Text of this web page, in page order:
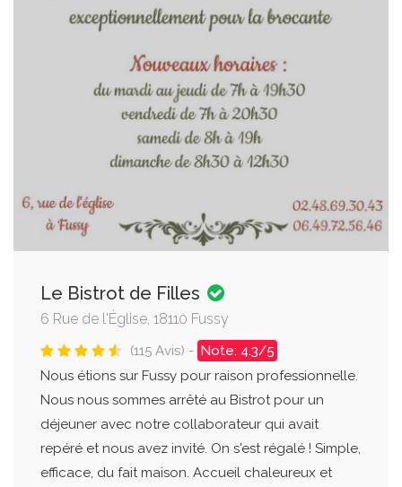
Le Bistrot de Filles
6 Rue de l'Église, 18110 Fussy
(115 Avis) - Note: 4.3/5
Nous étions sur Fussy pour raison professionnelle.
Nous nous sommes arrêté au Bistrot pour un
déjeuner avec notre collaborateur qui avait
repéré et nous avez invité. On s'est régalé ! Simple,
efficace, du fait maison. Accueil chaleureux et